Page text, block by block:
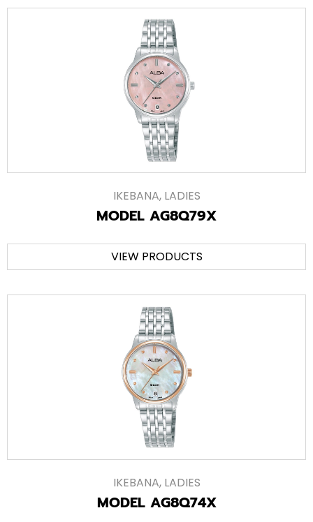
IKEBANA, LADIES
MODEL AG8Q79X
VIEW PRODUCTS
IKEBANA, LADIES
MODEL AG8Q74X